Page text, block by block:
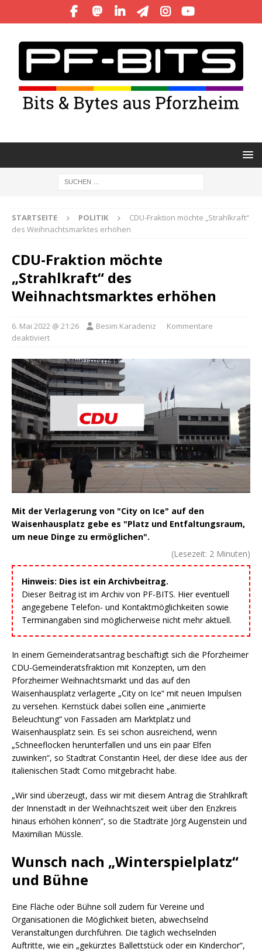
STARTSEITE POLITIK
CDU-Fraktion möchte „Strahlkraft“
des Weihnachtsmarktes erhöhen
CDU-Fraktion möchte
„Strahlkraft“ des
Weihnachtsmarktes erhöhen
6. Mai 2022 @ 21:26 Besim Karadeniz
Kommentare
deaktiviert
Mit der Verlagerung von "City on Ice" auf den
Waisenhausplatz gebe es "Platz und Entfaltungsraum,
um neue Dinge zu ermöglichen".
(Lesezeit: 2 Minuten)
Hinweis: Dies ist ein Archivbeitrag.
Dieser Beitrag ist im Archiv von PF-BITS. Hier eventuell
angegebene Telefon- und Kontaktmöglichkeiten sowie
Terminangaben sind möglicherweise nicht mehr aktuell.
In einem Gemeinderatsantrag beschäftigt sich die Pforzheimer
CDU-Gemeinderatsfraktion mit Konzepten, um den
Pforzheimer Weihnachtsmarkt und das auf den
Waisenhausplatz verlagerte „City on Ice“ mit neuen Impulsen
zu versehen. Kernstück dabei sollen eine „animierte
Beleuchtung“ von Fassaden am Marktplatz und
Waisenhausplatz sein. Es sei schon ausreichend, wenn
„Schneeflocken herunterfallen und uns ein paar Elfen
zuwinken“, so Stadtrat Constantin Heel, der diese Idee aus der
italienischen Stadt Como mitgebracht habe.
„Wir sind überzeugt, dass wir mit diesem Antrag die Strahlkraft
der Innenstadt in der Weihnachtszeit weit über den Enzkreis
hinaus erhöhen können“, so die Stadträte Jörg Augenstein und
Maximilian Müssle.
Wunsch nach „Winterspielplatz“
und Bühne
Eine Fläche oder Bühne soll zudem für Vereine und
Organisationen die Möglichkeit bieten, abwechselnd
Veranstaltungen durchführen. Die täglich wechselnden
Auftritte, wie ein „gekürztes Ballettstück oder ein Kinderchor“,